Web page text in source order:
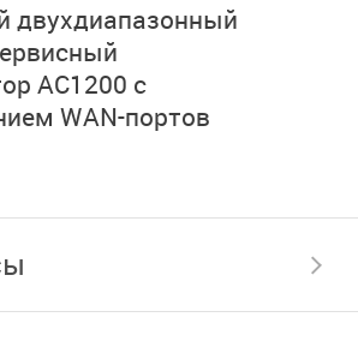
двухдиапазонный
AC1200 с
WAN-портов